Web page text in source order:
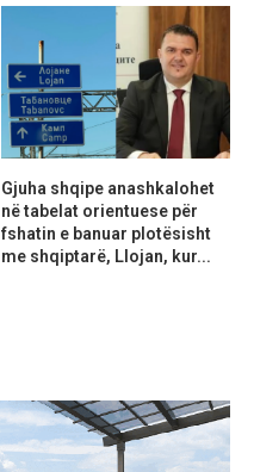
Gjuha shqipe anashkalohet
në tabelat orientuese për
fshatin e banuar plotësisht
me shqiptarë, Llojan, kur...